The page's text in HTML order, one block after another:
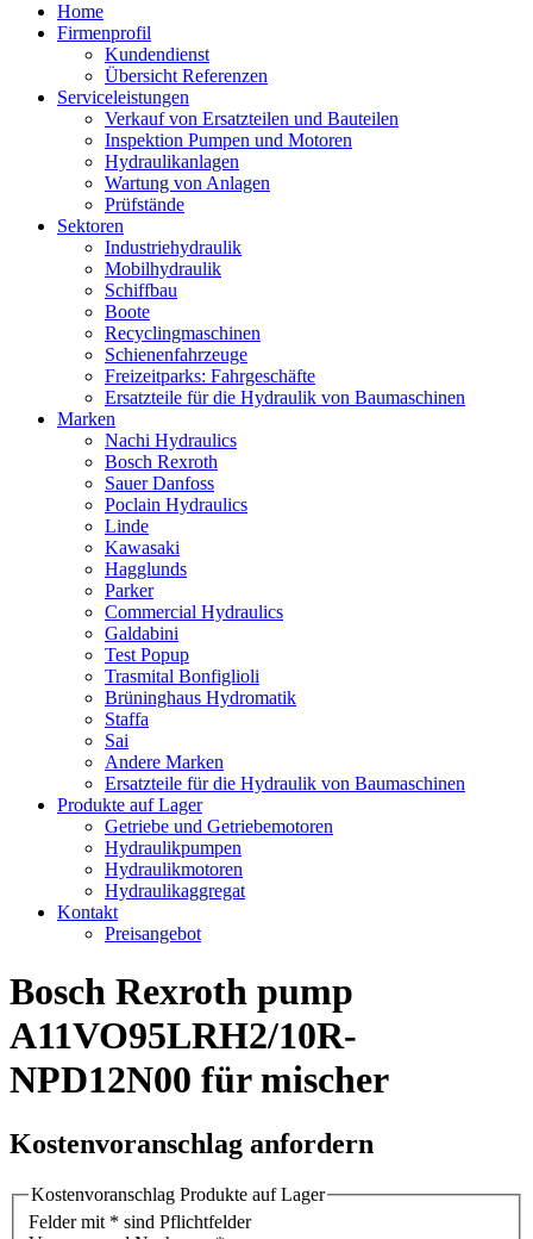
Home
Firmenprofil
Kundendienst
Übersicht Referenzen
Serviceleistungen
Verkauf von Ersatzteilen und Bauteilen
Inspektion Pumpen und Motoren
Hydraulikanlagen
Wartung von Anlagen
Prüfstände
Sektoren
Industriehydraulik
Mobilhydraulik
Schiffbau
Boote
Recyclingmaschinen
Schienenfahrzeuge
Freizeitparks: Fahrgeschäfte
Ersatzteile für die Hydraulik von Baumaschinen
Marken
Nachi Hydraulics
Bosch Rexroth
Sauer Danfoss
Poclain Hydraulics
Linde
Kawasaki
Hagglunds
Parker
Commercial Hydraulics
Galdabini
Test Popup
Trasmital Bonfiglioli
Brüninghaus Hydromatik
Staffa
Sai
Andere Marken
Ersatzteile für die Hydraulik von Baumaschinen
Produkte auf Lager
Getriebe und Getriebemotoren
Hydraulikpumpen
Hydraulikmotoren
Hydraulikaggregat
Kontakt
Preisangebot
Bosch Rexroth pump
A11VO95LRH2/10R-
NPD12N00 für mischer
Kostenvoranschlag anfordern
Kostenvoranschlag Produkte auf Lager
Felder mit * sind Pflichtfelder